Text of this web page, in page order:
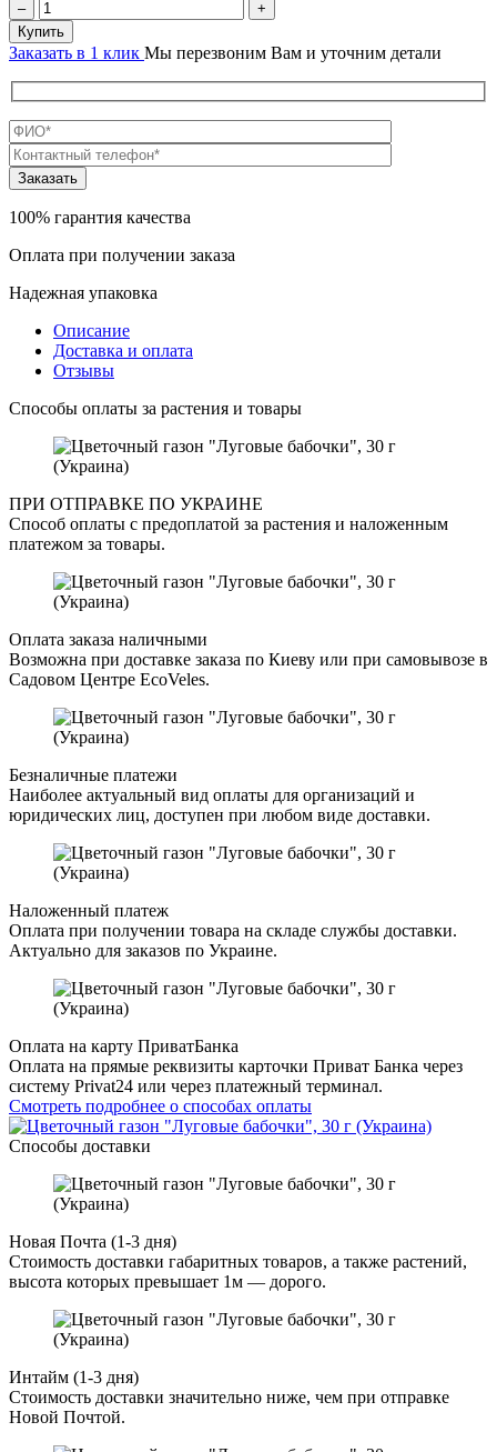
–
+
Купить
Заказать в 1 клик Мы перезвоним Вам и уточним детали
100% гарантия качества
Оплата при получении заказа
Надежная упаковка
Описание
Доставка и оплата
Отзывы
Способы оплаты за растения и товары
ПРИ ОТПРАВКЕ ПО УКРАИНЕ
Способ оплаты с предоплатой за растения и наложенным
платежом за товары.
Оплата заказа наличными
Возможна при доставке заказа по Киеву или при самовывозе в
Садовом Центре EcoVeles.
Безналичные платежи
Наиболее актуальный вид оплаты для организаций и
юридических лиц, доступен при любом виде доставки.
Наложенный платеж
Оплата при получении товара на складе службы доставки.
Актуально для заказов по Украине.
Оплата на карту ПриватБанка
Оплата на прямые реквизиты карточки Приват Банка через
систему Privat24 или через платежный терминал.
Смотреть подробнее о способах оплаты
Способы доставки
Новая Почта (1-3 дня)
Стоимость доставки габаритных товаров, а также растений,
высота которых превышает 1м — дорого.
Интайм (1-3 дня)
Стоимость доставки значительно ниже, чем при отправке
Новой Почтой.